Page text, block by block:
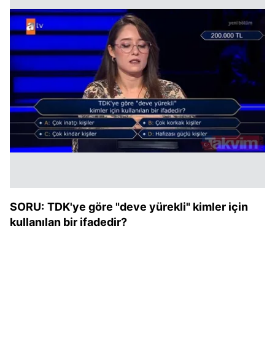
SORU: TDK'ye göre "deve yürekli" kimler için
kullanılan bir ifadedir?